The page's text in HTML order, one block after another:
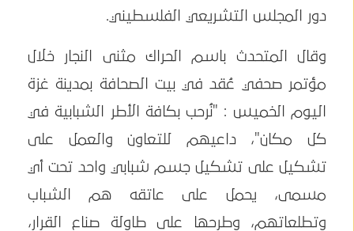
دور المجلس التشريعي الفلسطيني.
وقال المتحدث باسم الحراك مثنى النجار خلال
مؤتمر صحفي عُقد في بيت الصحافة بمدينة غزة
اليوم الخميس : "نُرحب بكافة الأطر الشبابية في
كل مكان"، داعيهم للتعاون والعمل على
تشكيل على تشكيل جسم شبابي واحد تحت أي
مسمى، يحمل على عاتقه هم الشباب
وتطلعاتهم، وطرحها على طاولة صناع القرار،